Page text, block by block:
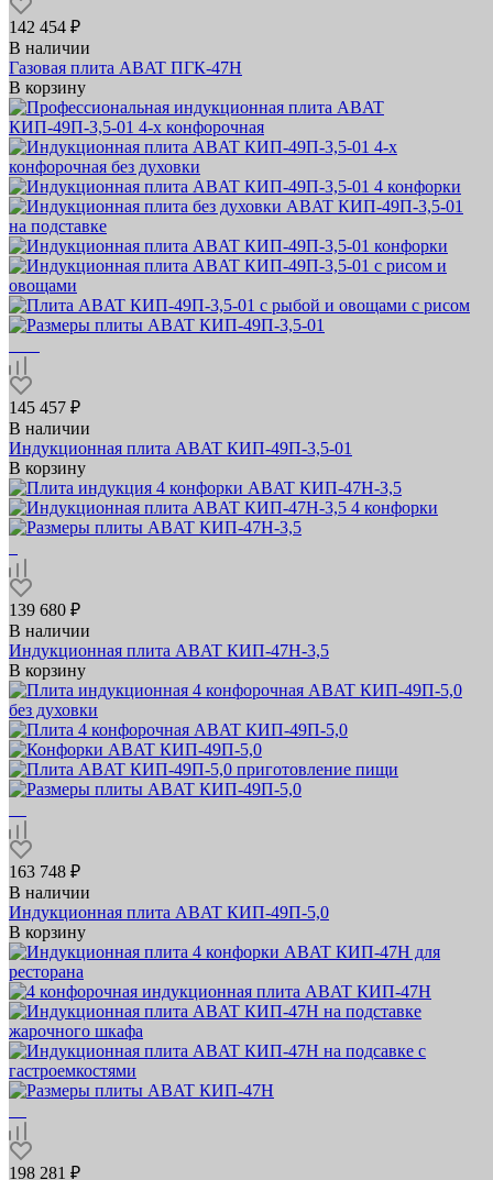
142 454 ₽
В наличии
Газовая плита ABAT ПГК‑47Н
В корзину
145 457 ₽
В наличии
Индукционная плита ABAT КИП‑49П‑3,5‑01
В корзину
139 680 ₽
В наличии
Индукционная плита ABAT КИП‑47Н‑3,5
В корзину
163 748 ₽
В наличии
Индукционная плита ABAT КИП‑49П‑5,0
В корзину
198 281 ₽